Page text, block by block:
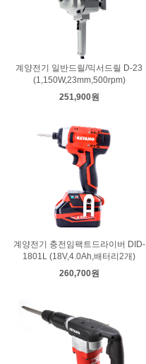
계양전기 일반드릴/믹서드릴 D-23
(1,150W,23mm,500rpm)
251,900원
계양전기 충전임팩트드라이버 DID-
1801L (18V,4.0Ah,배터리2개)
260,700원